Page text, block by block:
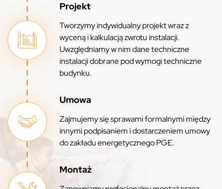
Projekt
Tworzymy indywidualny projekt wraz z
wyceną i kalkulacją zwrotu instalacji.
Uwzględniamy w nim dane techniczne
instalacji dobrane pod wymogi techniczne
budynku.
Umowa
Zajmujemy się sprawami formalnymi między
innymi podpisaniem i dostarczeniem umowy
do zakładu energetycznego PGE.
Montaż